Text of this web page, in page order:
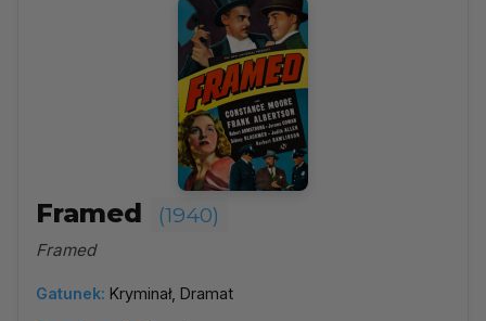
Framed (1940)
Framed
Gatunek: Kryminał, Dramat